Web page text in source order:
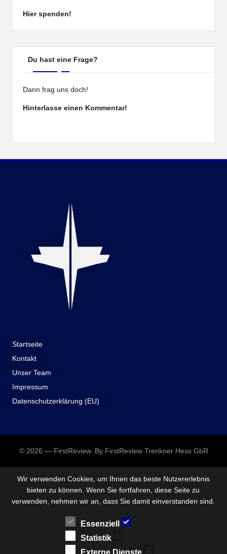
Hier spenden!
Du hast eine Frage?
Dann frag uns doch!
Hinterlasse einen Kommentar!
Startseite
Kontakt
Unser Team
Impressum
Datenschutzerklärung (EU)
© 2026 — FirstReview. By FirstReview Trenkner Hess GbR
Wir verwenden Cookies, um Ihnen das beste Nutzererlebnis
bieten zu können. Wenn Sie fortfahren, diese Seite zu
verwenden, nehmen wir an, dass Sie damit einverstanden sind.
Essenziell
Statistik
Externe Dienste